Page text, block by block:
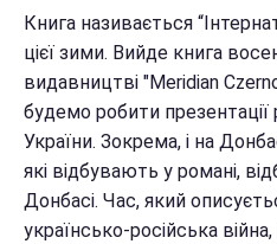
Книга називається
цієї зими. Вийде книга
видавництві "Meridian
будемо робити презентації
України. Зокрема, і на
які відбувають у романі,
Донбасі. Час, який
українсько-російська війна,